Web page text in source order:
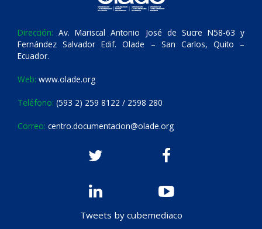
Dirección: Av. Mariscal Antonio José de Sucre N58-63 y
Fernández Salvador Edif. Olade – San Carlos, Quito –
Ecuador.
Web: www.olade.org
Teléfono: (593 2) 259 8122 / 2598 280
Correo: centro.documentacion@olade.org
Tweets by cubemediaco